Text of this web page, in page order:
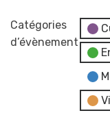
Catégories
d’évènement